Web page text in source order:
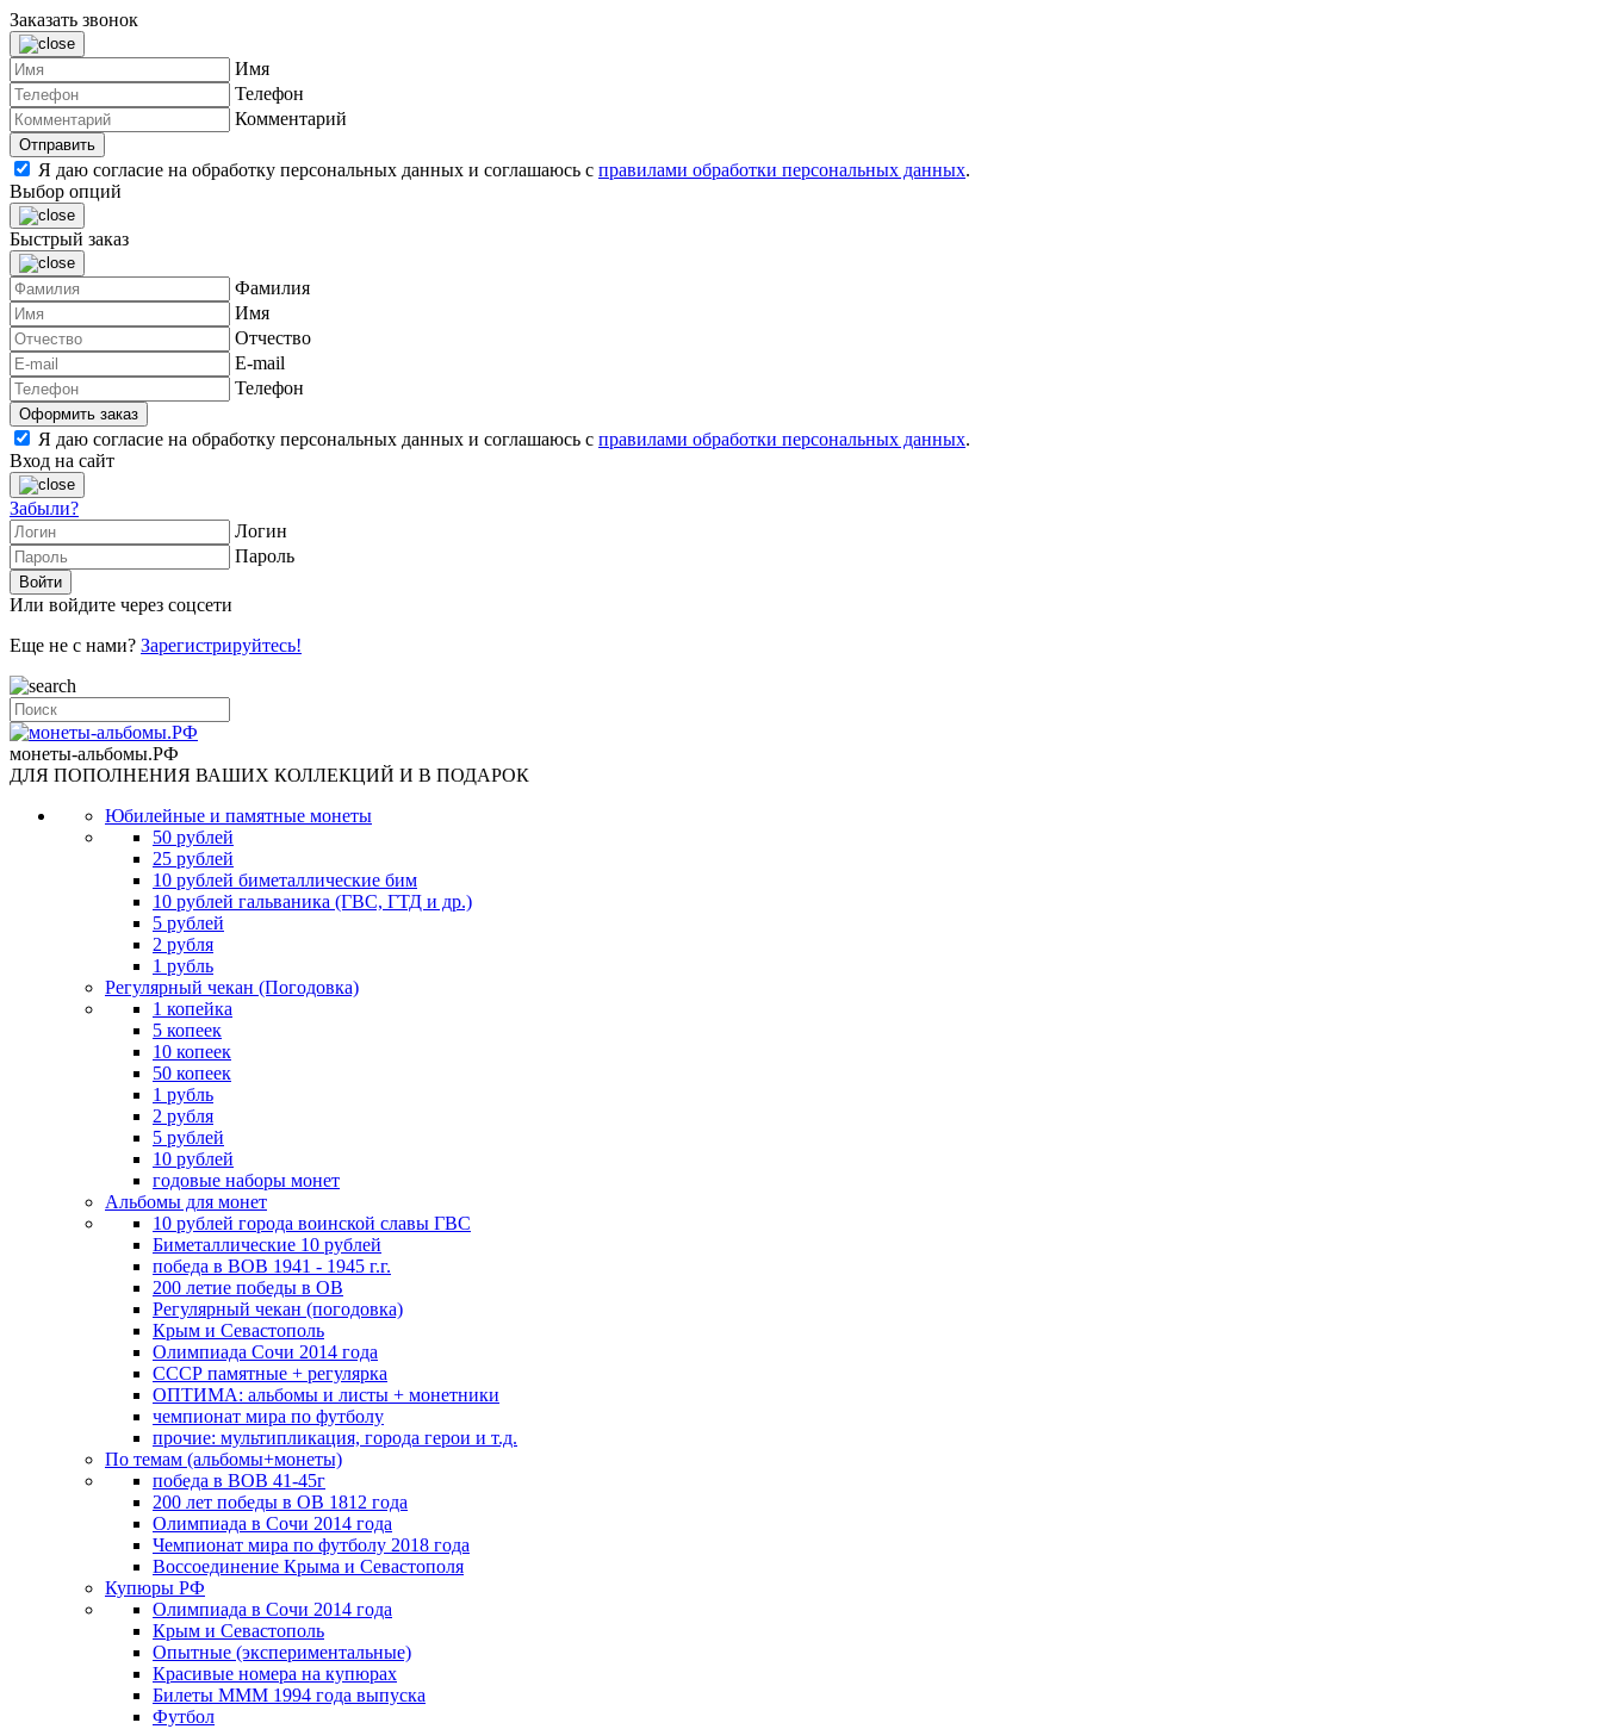
Заказать звонок
Имя
Телефон
Комментарий
Я даю согласие на обработку персональных данных и соглашаюсь с правилами обработки персональных данных.
Выбор опций
Быстрый заказ
Фамилия
Имя
Отчество
E-mail
Телефон
Я даю согласие на обработку персональных данных и соглашаюсь с правилами обработки персональных данных.
Вход на сайт
Забыли?
Логин
Пароль
Или войдите через соцсети
Еще не с нами? Зарегистрируйтесь!
монеты-альбомы.РФ
ДЛЯ ПОПОЛНЕНИЯ ВАШИХ КОЛЛЕКЦИЙ И В ПОДАРОК
Юбилейные и памятные монеты
50 рублей
25 рублей
10 рублей биметаллические бим
10 рублей гальваника (ГВС, ГТД и др.)
5 рублей
2 рубля
1 рубль
Регулярный чекан (Погодовка)
1 копейка
5 копеек
10 копеек
50 копеек
1 рубль
2 рубля
5 рублей
10 рублей
годовые наборы монет
Альбомы для монет
10 рублей города воинской славы ГВС
Биметаллические 10 рублей
победа в ВОВ 1941 - 1945 г.г.
200 летие победы в ОВ
Регулярный чекан (погодовка)
Крым и Севастополь
Олимпиада Сочи 2014 года
СССР памятные + регулярка
ОПТИМА: альбомы и листы + монетники
чемпионат мира по футболу
прочие: мультипликация, города герои и т.д.
По темам (альбомы+монеты)
победа в ВОВ 41-45г
200 лет победы в ОВ 1812 года
Олимпиада в Сочи 2014 года
Чемпионат мира по футболу 2018 года
Воссоединение Крыма и Севастополя
Купюры РФ
Олимпиада в Сочи 2014 года
Крым и Севастополь
Опытные (экспериментальные)
Красивые номера на купюрах
Билеты МММ 1994 года выпуска
Футбол